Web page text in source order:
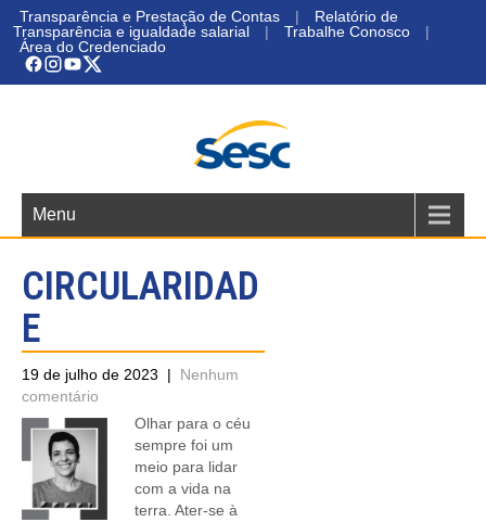
Transparência e Prestação de Contas |
Relatório de
Transparência e igualdade salarial
| Trabalhe Conosco
|
Área do Credenciado
Menu
CIRCULARIDAD
E
19 de julho de 2023 | Nenhum
comentário
Olhar para o céu
sempre foi um
meio para lidar
com a vida na
terra. Ater-se à